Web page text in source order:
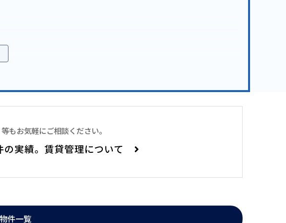
数56戸。2ＬＤＫ～3ＬＤＫの計9タイプで構成された低層型マ
敷地には木々が植栽され憩いの空間となっております。「芝公
ンションには無い穏やかな空間を演出する居住空間となってお
もお気軽にご相談ください。
実績。 賃貸管理について
件一覧